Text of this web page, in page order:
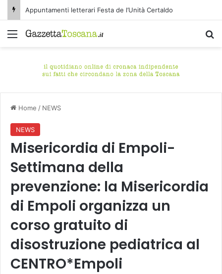
Appuntamenti letterari Festa de l’Unità Certaldo
Menu
Home / NEWS
NEWS
Misericordia di Empoli-
Settimana della
prevenzione: la Misericordia
di Empoli organizza un
corso gratuito di
disostruzione pediatrica al
CENTRO*Empoli